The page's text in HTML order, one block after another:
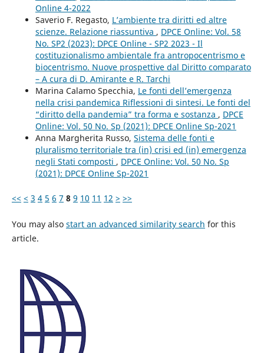
Online 4-2022
Saverio F. Regasto, L’ambiente tra diritti ed altre
scienze. Relazione riassuntiva , DPCE Online: Vol. 58
No. SP2 (2023): DPCE Online - SP2 2023 - Il
costituzionalismo ambientale fra antropocentrismo e
biocentrismo. Nuove prospettive dal Diritto comparato
– A cura di D. Amirante e R. Tarchi
Marina Calamo Specchia, Le fonti dell’emergenza
nella crisi pandemica Riflessioni di sintesi. Le fonti del
“diritto della pandemia” tra forma e sostanza , DPCE
Online: Vol. 50 No. Sp (2021): DPCE Online Sp-2021
Anna Margherita Russo, Sistema delle fonti e
pluralismo territoriale tra (in) crisi ed (in) emergenza
negli Stati composti , DPCE Online: Vol. 50 No. Sp
(2021): DPCE Online Sp-2021
<< < 3 4 5 6 7 8 9 10 11 12 > >>
You may also start an advanced similarity search for this
article.